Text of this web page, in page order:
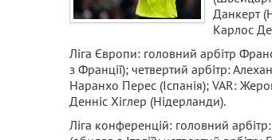
Данкерт
Карлос
Ліга Європи: головний арбітр
з Франції); четвертий арбітр:
Наранхо Перес (Іспанія); VAR:
Денніс Хіглер (Нідерланди).
Ліга конференцій: головний арбітр: